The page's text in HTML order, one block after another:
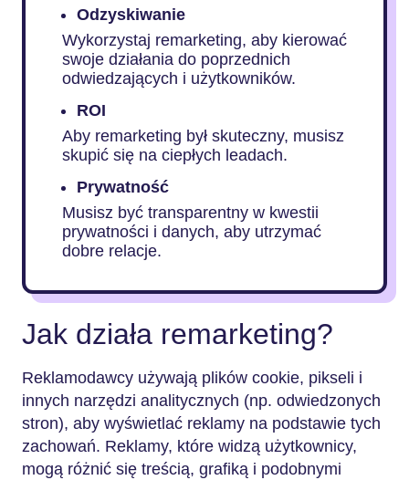
Odzyskiwanie
Wykorzystaj remarketing, aby kierować
swoje działania do poprzednich
odwiedzających i użytkowników.
ROI
Aby remarketing był skuteczny, musisz
skupić się na ciepłych leadach.
Prywatność
Musisz być transparentny w kwestii
prywatności i danych, aby utrzymać
dobre relacje.
Jak działa remarketing?
Reklamodawcy używają plików cookie, pikseli i
innych narzędzi analitycznych (np. odwiedzonych
stron), aby wyświetlać reklamy na podstawie tych
zachowań. Reklamy, które widzą użytkownicy,
mogą różnić się treścią, grafiką i podobnymi